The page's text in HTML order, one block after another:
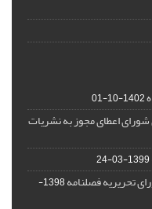
1402-10-01
اعطای مجوز به نشریات
1399-03-24
تحریریه فصلنامه
1398-